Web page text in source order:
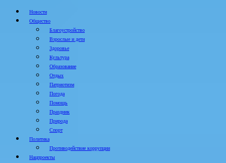
Новости
Общество
Благоустройство
Взрослые и дети
Здоровье
Культура
Образование
Отдых
Патриотизм
Погода
Помощь
Праздник
Природа
Спорт
Политика
Противодействие коррупции
Нацпроекты